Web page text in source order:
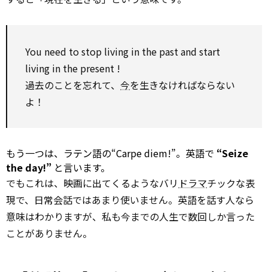
You need tostop living in the past and start
living in the present !
過去のことを忘れて、 今を生きなければならない
よ！
もう一つは、ラテン語の“Carpe diem!”。英語で “Seize
the day!” と言います。
でもこれは、映画に出てくるようなバリ ドラマチックな表
現で、日常会話ではあまり使いません。英語を話す人なら
意味はわかりますが、私も今までの人生で数回しか言った
ことがありません。